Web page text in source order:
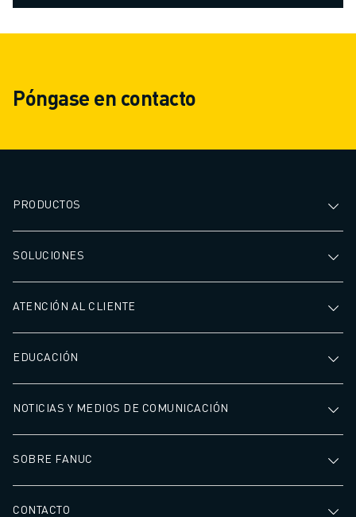
Póngase en contacto
PRODUCTOS
SOLUCIONES
ATENCIÓN AL CLIENTE
EDUCACIÓN
NOTICIAS Y MEDIOS DE COMUNICACIÓN
SOBRE FANUC
CONTACTO